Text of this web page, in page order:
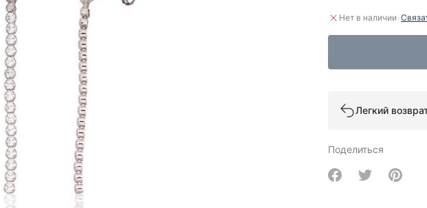
Нет в наличии·
Легкий
Поделиться
Share onShare onShare